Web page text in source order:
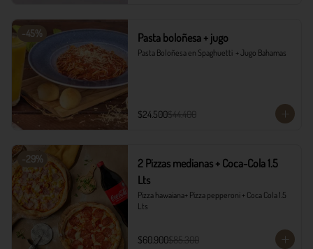
-45% Pasta boloñesa + jugo
Pasta Boloñesa en Spaghuetti  + Jugo Bahamas
$24.500$44.400
-29%
2 Pizzas medianas + Coca-Cola 1.5
Lts
Pizza hawaiana+ Pizza pepperoni + Coca Cola 1.5
Lts
$60.900$85.300